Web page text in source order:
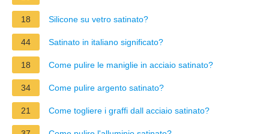
18 Silicone su vetro satinato?
44 Satinato in italiano significato?
18 Come pulire le maniglie in acciaio satinato?
34 Come pulire argento satinato?
21 Come togliere i graffi dall acciaio satinato?